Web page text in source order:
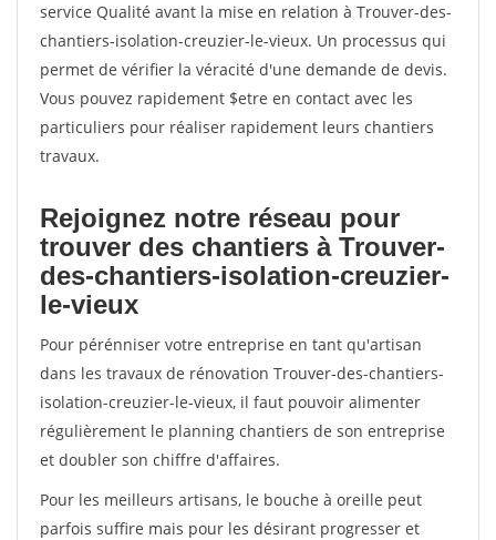
service Qualité avant la mise en relation à Trouver-des-
chantiers-isolation-creuzier-le-vieux. Un processus qui
permet de vérifier la véracité d'une demande de devis.
Vous pouvez rapidement $etre en contact avec les
particuliers pour réaliser rapidement leurs chantiers
travaux.
Rejoignez notre réseau pour
trouver des chantiers à Trouver-
des-chantiers-isolation-creuzier-
le-vieux
Pour pérénniser votre entreprise en tant qu'artisan
dans les travaux de rénovation Trouver-des-chantiers-
isolation-creuzier-le-vieux, il faut pouvoir alimenter
régulièrement le planning chantiers de son entreprise
et doubler son chiffre d'affaires.
Pour les meilleurs artisans, le bouche à oreille peut
parfois suffire mais pour les désirant progresser et